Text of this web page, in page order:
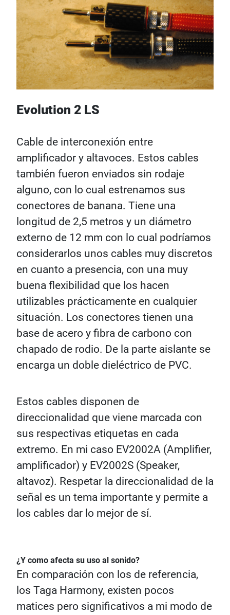
Evolution 2 LS
Cable de interconexión entre
amplificador y altavoces. Estos cables
también fueron enviados sin rodaje
alguno, con lo cual estrenamos sus
conectores de banana. Tiene una
longitud de 2,5 metros y un diámetro
externo de 12 mm con lo cual podríamos
considerarlos unos cables muy discretos
en cuanto a presencia, con una muy
buena flexibilidad que los hacen
utilizables prácticamente en cualquier
situación. Los conectores tienen una
base de acero y fibra de carbono con
chapado de rodio. De la parte aislante se
encarga un doble dieléctrico de PVC.
Estos cables disponen de
direccionalidad que viene marcada con
sus respectivas etiquetas en cada
extremo. En mi caso EV2002A (Amplifier,
amplificador) y EV2002S (Speaker,
altavoz). Respetar la direccionalidad de la
señal es un tema importante y permite a
los cables dar lo mejor de sí.
¿Y como afecta su uso al sonido?
En comparación con los de referencia,
los Taga Harmony, existen pocos
matices pero significativos a mi modo de